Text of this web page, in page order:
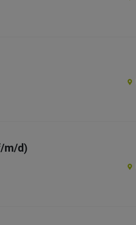
m/d)